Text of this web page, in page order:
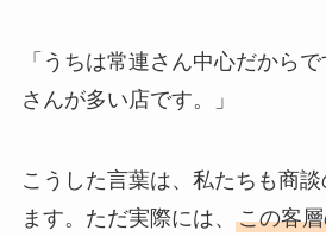
「うちは常連さん中心だから
さんが多い店です。」
こうした言葉は、私たちも商
ます。ただ実際には、 この客